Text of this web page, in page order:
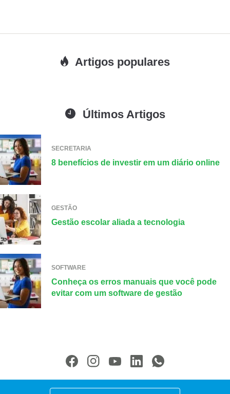
Artigos populares
Últimos Artigos
SECRETARIA
8 benefícios de investir em um diário online
GESTÃO
Gestão escolar aliada a tecnologia
SOFTWARE
Conheça os erros manuais que você pode
evitar com um software de gestão